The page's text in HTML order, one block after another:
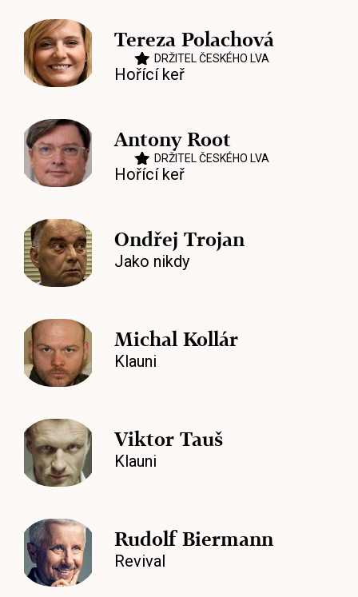
Tereza Polachová
DRŽITEL ČESKÉHO LVA
Hořící keř
Antony Root
DRŽITEL ČESKÉHO LVA
Hořící keř
Ondřej Trojan
Jako nikdy
Michal Kollár
Klauni
Viktor Tauš
Klauni
Rudolf Biermann
Revival